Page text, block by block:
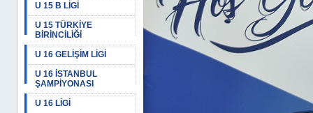
U 15 B LİGİ
U 15 TÜRKİYE
BİRİNCİLİĞİ
U 16 GELİŞİM LİGİ
U 16 İSTANBUL
ŞAMPİYONASI
U 16 LİGİ